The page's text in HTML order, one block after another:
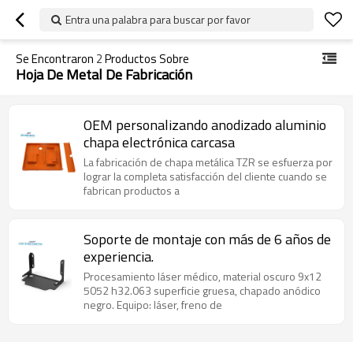
Entra una palabra para buscar por favor
Se Encontraron 2Productos Sobre
Hoja De Metal De Fabricación
OEM personalizando anodizado aluminio
chapa electrónica carcasa
La fabricación de chapa metálica TZR se esfuerza por
lograr la completa satisfacción del cliente cuando se
fabrican productos a
Soporte de montaje con más de 6 años de
experiencia.
Procesamiento láser médico, material oscuro 9x12
5052 h32.063 superficie gruesa, chapado anódico
negro. Equipo: láser, freno de